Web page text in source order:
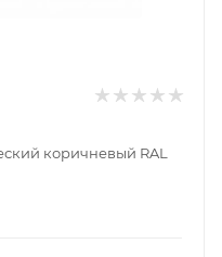
коричневый RAL